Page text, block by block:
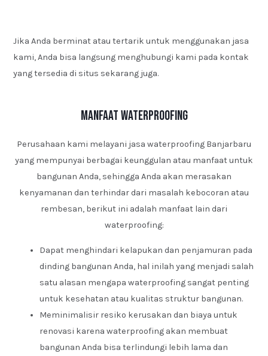
Jika Anda berminat atau tertarik untuk menggunakan jasa
kami, Anda bisa langsung menghubungi kami pada kontak
yang tersedia di situs sekarang juga.
Manfaat Waterproofing
Perusahaan kami melayani jasa waterproofing Banjarbaru
yang mempunyai berbagai keunggulan atau manfaat untuk
bangunan Anda, sehingga Anda akan merasakan
kenyamanan dan terhindar dari masalah kebocoran atau
rembesan, berikut ini adalah manfaat lain dari
waterproofing:
Dapat menghindari kelapukan dan penjamuran pada
dinding bangunan Anda, hal inilah yang menjadi salah
satu alasan mengapa waterproofing sangat penting
untuk kesehatan atau kualitas struktur bangunan.
Meminimalisir resiko kerusakan dan biaya untuk
renovasi karena waterproofing akan membuat
bangunan Anda bisa terlindungi lebih lama dan